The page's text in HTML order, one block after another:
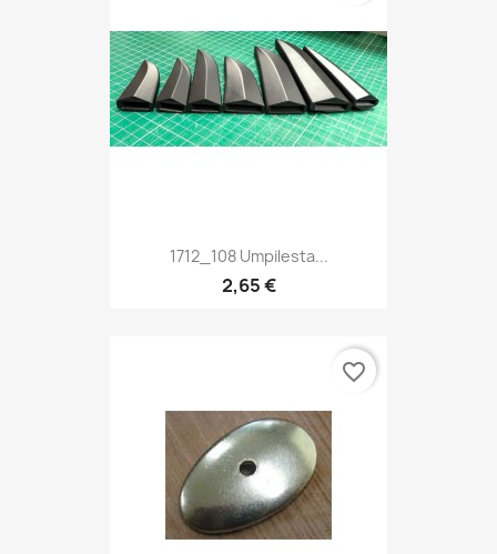
1712_108 Umpilesta...
2,65 €
favorite_border